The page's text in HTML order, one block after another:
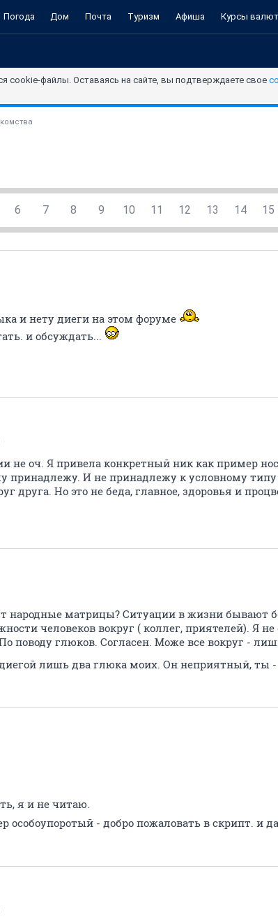
Погода Дом Почта Туризм Афиша Курсы валют
cookie-файлы. Оставаясь на сайте, вы подтверждаете свое
6 7 8 9 10 11 12 13 14 15
и нету диеги на этом форуме
и обсуждать...
не оч. Я привела конкретный ник как пример
принадлежу. И не принадлежу к условному
друга. Но это не беда, главное, здоровья и
народные матрицы? Cитуации в жизни бывают
человеков вокруг ( коллег, приятелей). Я
поводу глюков. Согласен. Може все вокруг -
лишь два глюка моих. Он неприятный, ты -
я и не читаю.
особоупоротый - добро пожаловать в скрипт. и